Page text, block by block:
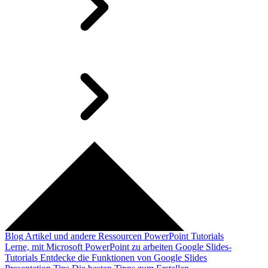
Blog Artikel und andere Ressourcen PowerPoint Tutorials
Lerne, mit Microsoft PowerPoint zu arbeiten Google Slides-
Tutorials Entdecke die Funktionen von Google Slides